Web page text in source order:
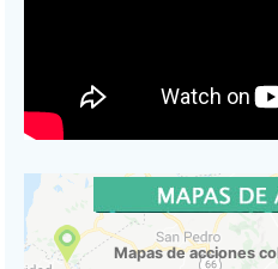
Mapas de acciones